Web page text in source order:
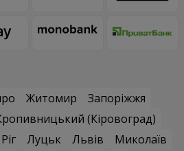
Житомир
Запоріжжя
(Кіровоград)
Луцьк Львів
Миколаїв